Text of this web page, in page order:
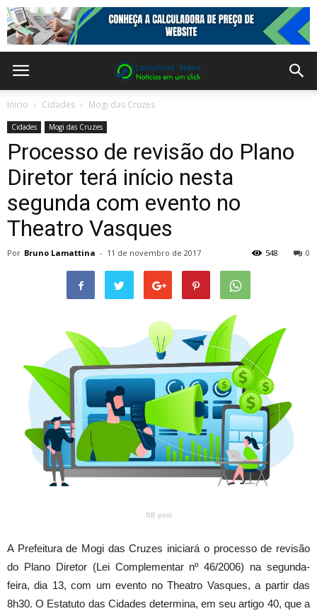
Inicio Cidades Mogi das Cruzes
Cidades Mogi das Cruzes
Processo de revisão do Plano
Diretor terá início nesta
segunda com evento no
Theatro Vasques
Por Bruno Lamattina - 11 de novembro de 2017 0
548
SB post
A Prefeitura de Mogi das Cruzes iniciará o processo de revisão
do Plano Diretor (Lei Complementar nº 46/2006) na segunda-
feira, dia 13, com um evento no Theatro Vasques, a partir das
8h30. O Estatuto das Cidades determina, em seu artigo 40, que a